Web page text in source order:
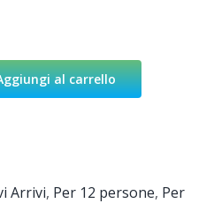
al carrello
Arrivi, Per 12 persone, Per